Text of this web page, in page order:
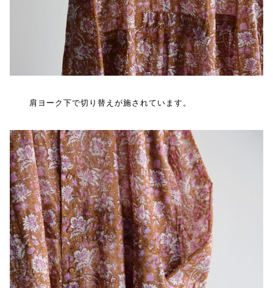
肩ヨーク下で切り替えが施されています。